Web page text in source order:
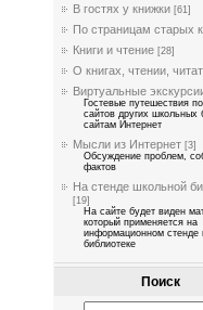
В гостях у книжки [61]
По страницам старых
Книги и чтение [28]
О книгах, чтении,
Виртуальные
Гостевые путешествия
сайтов других школьных
сайтам Интернет
Мысли из Интернет [3]
Обсуждение проблем,
фактов
На стенде школьной
[19]
На сайте будет виден
который применяется на
информационном стенде
библиотеке
Поиск